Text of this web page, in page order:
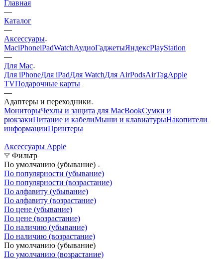
Главная
—
Каталог
—
Аксессуары
MaciPhoneiPadWatchАудиоГаджетыЯндексPlayStation
—
Для Mac
Для iPhoneДля iPadДля WatchДля AirPodsAirTagApple
TVПодарочные карты
—
Адаптеры и переходники
МониторыЧехлы и защита для MacBookСумки и
рюкзакиПитание и кабелиМыши и клавиатурыНакопители
информацииПринтеры
Аксессуары Apple
Фильтр
По умолчанию (убывание)
По популярности (убывание)
По популярности (возрастание)
По алфавиту (убывание)
По алфавиту (возрастание)
По цене (убывание)
По цене (возрастание)
По наличию (убывание)
По наличию (возрастание)
По умолчанию (убывание)
По умолчанию (возрастание)